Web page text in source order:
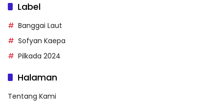
Label
Banggai Laut
Sofyan Kaepa
Pilkada 2024
Halaman
Tentang Kami